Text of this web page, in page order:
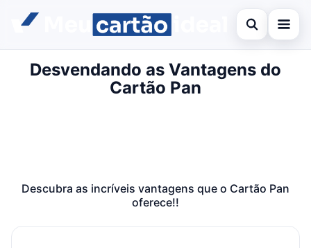
Abrir busca
Inicial
Legal
Desvendando as Vantagens do
Cartão Pan
Descubra as incríveis vantagens que o Cartão Pan
oferece!!